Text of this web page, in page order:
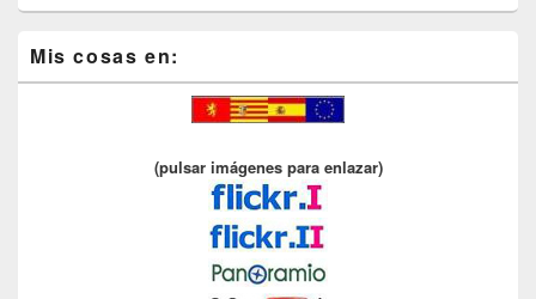
Mis cosas en:
(pulsar imágenes para enlazar)